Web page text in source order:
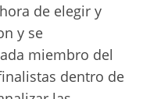
de elegir y
y se
miembro del
dentro de